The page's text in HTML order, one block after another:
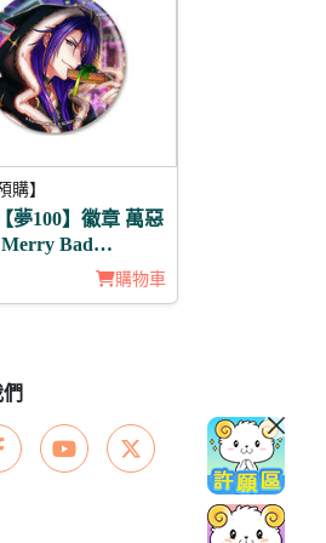
購】
【夢100】徽章 萬惡
Bad
多洛華
購物車